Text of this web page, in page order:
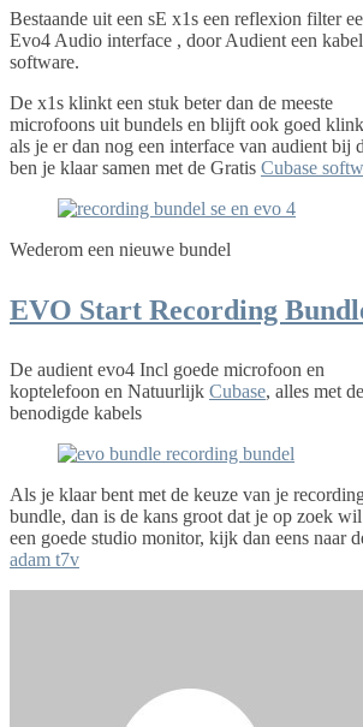
Bestaande uit een sE x1s een reflexion filter
Evo4 Audio interface , door Audient een
software.
De x1s klinkt een stuk beter dan de meeste
microfoons uit bundels en blijft ook goed
als je er dan nog een interface van audient bij
ben je klaar samen met de Gratis Cubase
Wederom een nieuwe bundel
EVO Start Recording
De audient evo4 Incl goede microfoon en
koptelefoon en Natuurlijk Cubase, alles met de
benodigde kabels
Als je klaar bent met de keuze van je
bundle, dan is de kans groot dat je op zoek
een goede studio monitor, kijk dan eens naar
adam t7v